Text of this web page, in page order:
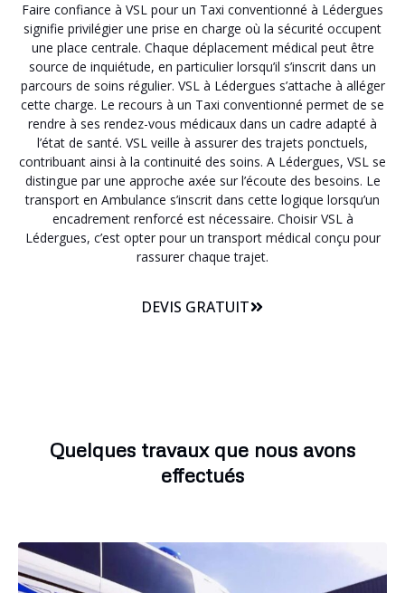
Faire confiance à VSL pour un Taxi conventionné à Lédergues
signifie privilégier une prise en charge où la sécurité occupent
une place centrale. Chaque déplacement médical peut être
source de inquiétude, en particulier lorsqu’il s’inscrit dans un
parcours de soins régulier. VSL à Lédergues s’attache à alléger
cette charge. Le recours à un Taxi conventionné permet de se
rendre à ses rendez-vous médicaux dans un cadre adapté à
l’état de santé. VSL veille à assurer des trajets ponctuels,
contribuant ainsi à la continuité des soins. A Lédergues, VSL se
distingue par une approche axée sur l’écoute des besoins. Le
transport en Ambulance s’inscrit dans cette logique lorsqu’un
encadrement renforcé est nécessaire. Choisir VSL à
Lédergues, c’est opter pour un transport médical conçu pour
rassurer chaque trajet.
DEVIS GRATUIT
Quelques travaux que nous avons
effectués